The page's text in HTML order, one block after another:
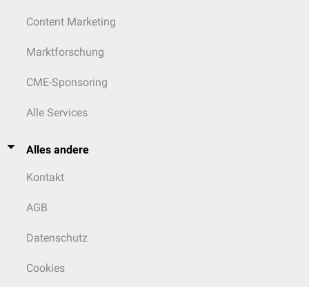
Content Marketing
Marktforschung
CME-Sponsoring
Alle Services
Alles andere
Kontakt
AGB
Datenschutz
Cookies